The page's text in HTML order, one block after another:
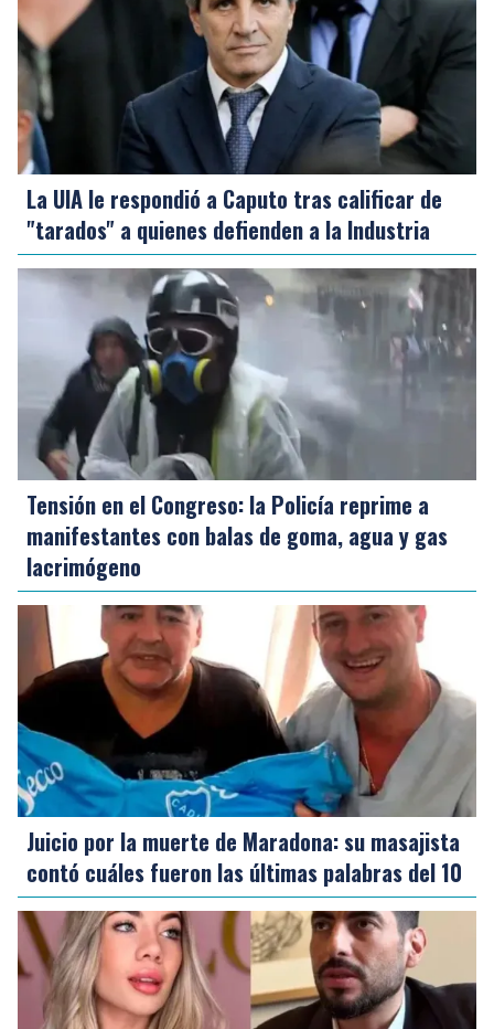
La UIA le respondió a Caputo tras calificar de
"tarados" a quienes defienden a la Industria
Tensión en el Congreso: la Policía reprime a
manifestantes con balas de goma, agua y gas
lacrimógeno
Juicio por la muerte de Maradona: su masajista
contó cuáles fueron las últimas palabras del 10